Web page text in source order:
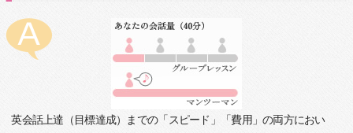
英会話上達（目標達成）までの「スピード」「費用」の両方におい